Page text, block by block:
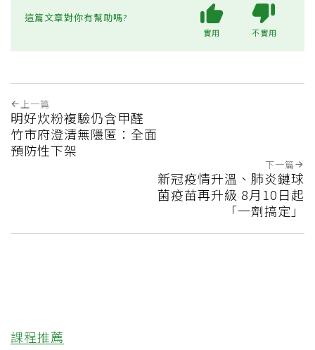
這篇文章對你有幫助嗎?
實用 不實用
上一篇
明好炊粉複驗仍含甲醛
竹市府澄清無隱匿：全面
預防性下架
下一篇
新冠疫情升溫、肺炎鏈球
菌疫苗再升級 8月10日起
「一劑搞定」
課程推薦